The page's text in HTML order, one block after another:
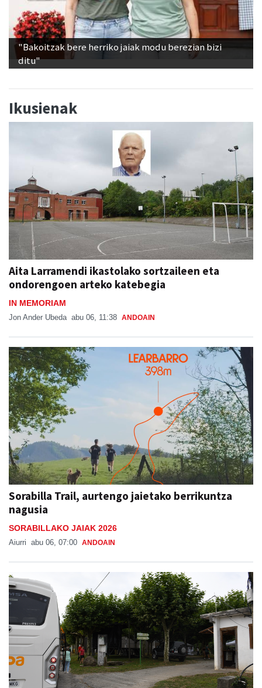
"Bakoitzak bere herriko jaiak modu berezian bizi
ditu"
Ikusienak
Aita Larramendi ikastolako sortzaileen eta
ondorengoen arteko katebegia
IN MEMORIAM
Jon Ander Ubeda abu 06, 11:38 ANDOAIN
Sorabilla Trail, aurtengo jaietako berrikuntza
nagusia
SORABILLAKO JAIAK 2026
Aiurri abu 06, 07:00 ANDOAIN